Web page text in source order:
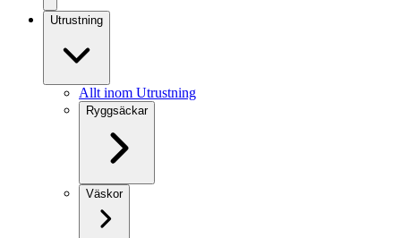
Utrustning
Allt inom Utrustning
Ryggsäckar
Väskor